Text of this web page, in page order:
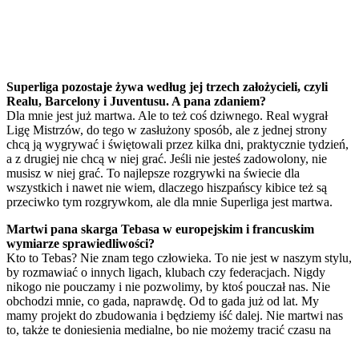
Superliga pozostaje żywa według jej trzech założycieli, czyli
Realu, Barcelony i Juventusu. A pana zdaniem?
Dla mnie jest już martwa. Ale to też coś dziwnego. Real wygrał
Ligę Mistrzów, do tego w zasłużony sposób, ale z jednej strony
chcą ją wygrywać i świętowali przez kilka dni, praktycznie tydzień,
a z drugiej nie chcą w niej grać. Jeśli nie jesteś zadowolony, nie
musisz w niej grać. To najlepsze rozgrywki na świecie dla
wszystkich i nawet nie wiem, dlaczego hiszpańscy kibice też są
przeciwko tym rozgrywkom, ale dla mnie Superliga jest martwa.
Martwi pana skarga Tebasa w europejskim i francuskim
wymiarze sprawiedliwości?
Kto to Tebas? Nie znam tego człowieka. To nie jest w naszym stylu,
by rozmawiać o innych ligach, klubach czy federacjach. Nigdy
nikogo nie pouczamy i nie pozwolimy, by ktoś pouczał nas. Nie
obchodzi mnie, co gada, naprawdę. Od to gada już od lat. My
mamy projekt do zbudowania i będziemy iść dalej. Nie martwi nas
to, także te doniesienia medialne, bo nie możemy tracić czasu na